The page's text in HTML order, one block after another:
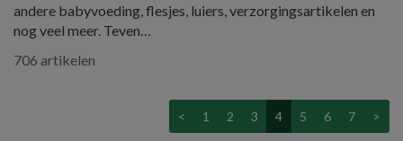
andere babyvoeding, flesjes, luiers, verzorgingsartikelen en
nog veel meer. Teven…
706 artikelen
< 1 2 3 4 5 6 7 >